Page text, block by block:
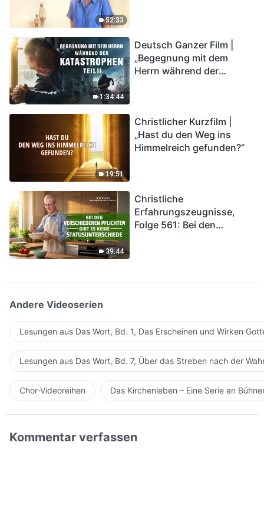
52:33
1:34:44
Deutsch Ganzer Film |
„Begegnung mit dem
Herrn während der
in das Königreich Gottes
eintreten?
19:51
Christlicher Kurzfilm |
„Hast du den Weg ins
Himmelreich gefunden?“
39:44
Christliche
Erfahrungszeugnisse,
Folge 561: Bei den
Andere Videoserien
Lesungen aus Das Wort, Bd. 1, Das Erscheinen und Wirken
Lesungen aus Das Wort, Bd. 7, Über das Streben nach der
Chor-Videoreihen Das Kirchenleben – Eine Serie an
Kommentar verfassen